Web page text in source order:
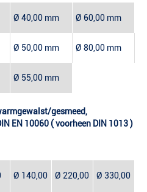
Ø 40,00 mm Ø 60,00 mm
Ø 50,00 mm Ø 80,00 mm
Ø 55,00 mm
gesmeed,
EN 10060 ( voorheen DIN 1013 )
Ø 140,00 Ø 220,00 Ø 330,00